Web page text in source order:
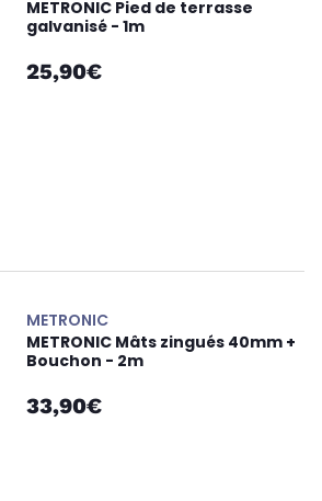
METRONIC Pied de terrasse
galvanisé - 1m
25,90€
METRONIC
METRONIC Mâts zingués 40mm +
Bouchon - 2m
33,90€